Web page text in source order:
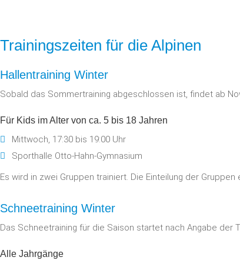
Trainingszeiten für die Alpinen
Hallentraining Winter
Sobald das Sommertraining abgeschlossen ist, findet ab
Für Kids im Alter von ca. 5 bis 18 Jahren
Mittwoch, 17:30 bis 19:00 Uhr
Sporthalle Otto-Hahn-Gymnasium
Es wird in zwei Gruppen trainiert. Die Einteilung der
Schneetraining Winter
Das Schneetraining für die Saison startet nach Angabe der
Alle Jahrgänge